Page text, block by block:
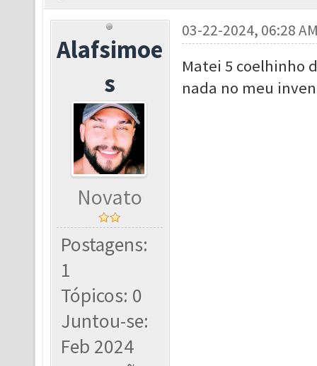
Alafsimoe
s
Novato
Postagens:
1
Tópicos: 0
Juntou-se:
Feb 2024
03-22-2024, 06:28
Matei 5 coelhinho
nada no meu